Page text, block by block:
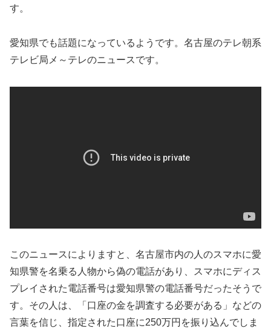
す。
愛知県でも話題になっているようです。名古屋のテレ朝系
テレビ局メ～テレのニュースです。
このニュースによりますと、名古屋市内の人のスマホに愛
知県警を名乗る人物から偽の電話があり、スマホにディス
プレイされた電話番号は愛知県警の電話番号だったそうで
す。その人は、「口座の金を調査する必要がある」などの
言葉を信じ、指定された口座に250万円を振り込んでしま